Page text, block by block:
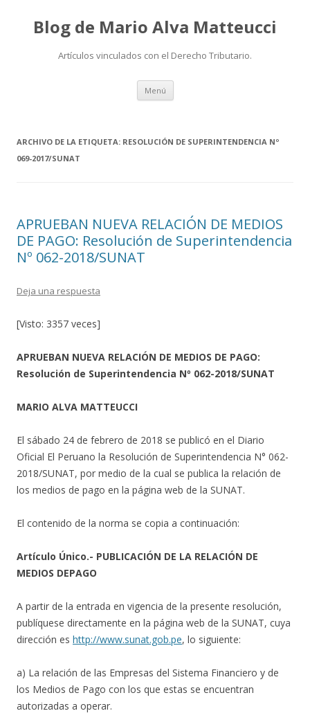
Blog de Mario Alva Matteucci
Artículos vinculados con el Derecho Tributario.
Menú Ir
contenido
ARCHIVO DE LA ETIQUETA: RESOLUCIÓN DE SUPERINTENDENCIA Nº
069-2017/SUNAT
APRUEBAN NUEVA RELACIÓN DE MEDIOS
DE PAGO: Resolución de Superintendencia
Nº 062-2018/SUNAT
Deja una respuesta
[Visto: 3357 veces]
APRUEBAN NUEVA RELACIÓN DE MEDIOS DE PAGO:
Resolución de Superintendencia Nº 062-2018/SUNAT
MARIO ALVA MATTEUCCI
El sábado 24 de febrero de 2018 se publicó en el Diario
Oficial El Peruano la Resolución de Superintendencia N° 062-
2018/SUNAT, por medio de la cual se publica la relación de
los medios de pago en la página web de la SUNAT.
El contenido de la norma se copia a continuación:
Artículo Único.- PUBLICACIÓN DE LA RELACIÓN DE
MEDIOS DEPAGO
A partir de la entrada en vigencia de la presente resolución,
publíquese directamente en la página web de la SUNAT, cuya
dirección es http://www.sunat.gob.pe, lo siguiente:
a) La relación de las Empresas del Sistema Financiero y de
los Medios de Pago con los que estas se encuentran
autorizadas a operar.